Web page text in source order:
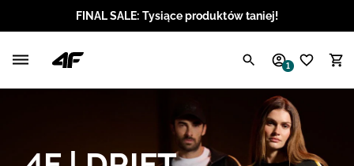
FINAL SALE: Tysiące produktów taniej!
1
Angielski / USD
Angielski / GBP